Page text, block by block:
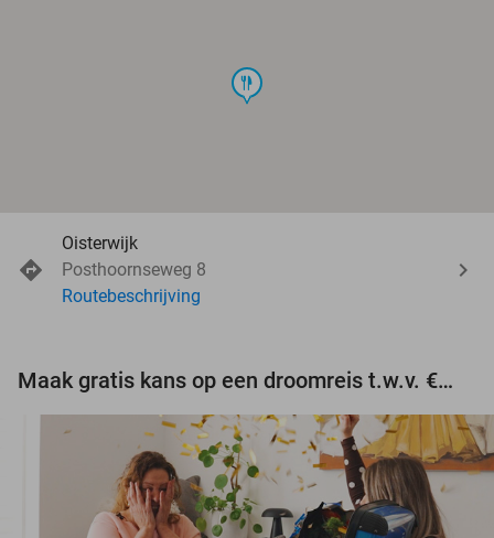
food
Oisterwijk
Posthoornseweg 8
Routebeschrijving
Maak gratis kans op een droomreis t.w.v. €3.000!